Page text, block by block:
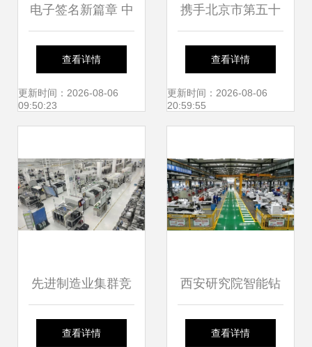
电子签名新篇章 中
国电子信息行业联
合会可信服务联盟
查看详情
更新时间：2026-08-06
09:50:23
携手北京市第五十
七中学 中招信息技
术咨询服务攻略
查看详情
更新时间：2026-08-06
20:59:55
先进制造业集群竞
争 中美博弈的关键
查看详情
西安研究院智能钻
探启动新篇章 入围
查看详情